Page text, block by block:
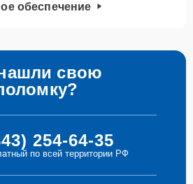
обеспечение
свою
254-64-35
по всей территории РФ